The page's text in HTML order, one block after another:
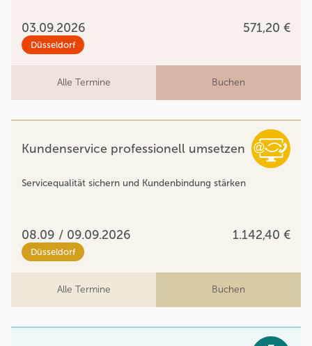
03.09.2026 571,20 €
Düsseldorf
Alle Termine Buchen
Kundenservice professionell umsetzen
Servicequalität sichern und Kundenbindung stärken
08.09 / 09.09.2026 1.142,40 €
Düsseldorf
Alle Termine Buchen